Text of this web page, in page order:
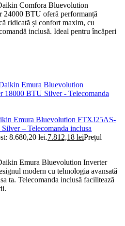
Comfora Bluevolution
BTU oferă performanță
ridicată și confort maxim, cu
inclusă. Ideal pentru încăperi
Emura Bluevolution FTXJ25AS-
– Telecomanda inclusa
8.680,20 lei.7.812,18 leiPrețul
Emura Bluevolution Inverter
modern cu tehnologia avansată
ta. Telecomanda inclusă facilitează